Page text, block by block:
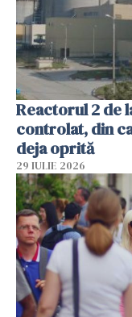
Reactorul 2 de
controlat, din
deja oprită
29 IULIE 2026